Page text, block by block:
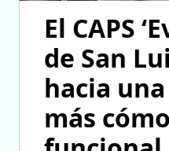
El CAPS
de San
hacia
más